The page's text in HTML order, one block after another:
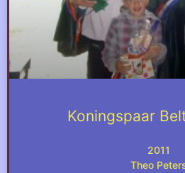
Koningspaar
2011
Theo